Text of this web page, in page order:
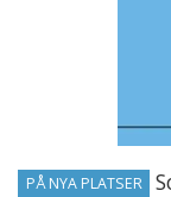
PÅ NYA PLATSER